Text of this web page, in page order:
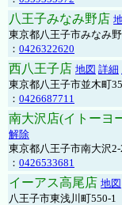
八王子みなみ野店
東京都八王子市みなみ
： 0426322620
西八王子店 地図 詳細
東京都八王子市並木町
： 0426687711
南大沢店(イトーヨ
解除
東京都八王子市南大沢
： 0426533681
イーアス高尾店 地図
八王子市東浅川町550-